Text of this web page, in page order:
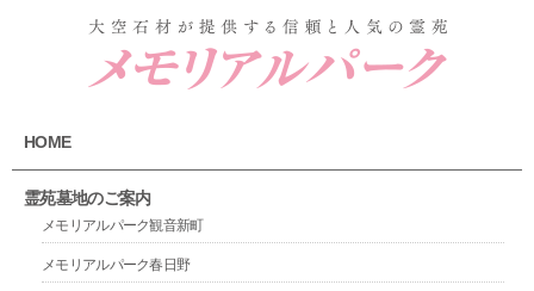
HOME
霊苑墓地のご案内
メモリアルパーク観音新町
メモリアルパーク春日野